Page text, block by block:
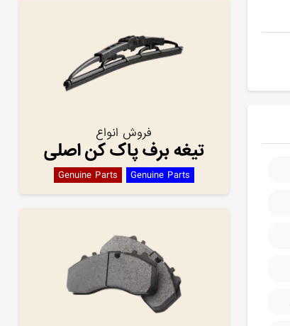
فروش انواع
تیغه برف پاک کن اصلی
Genuine Parts Genuine Parts